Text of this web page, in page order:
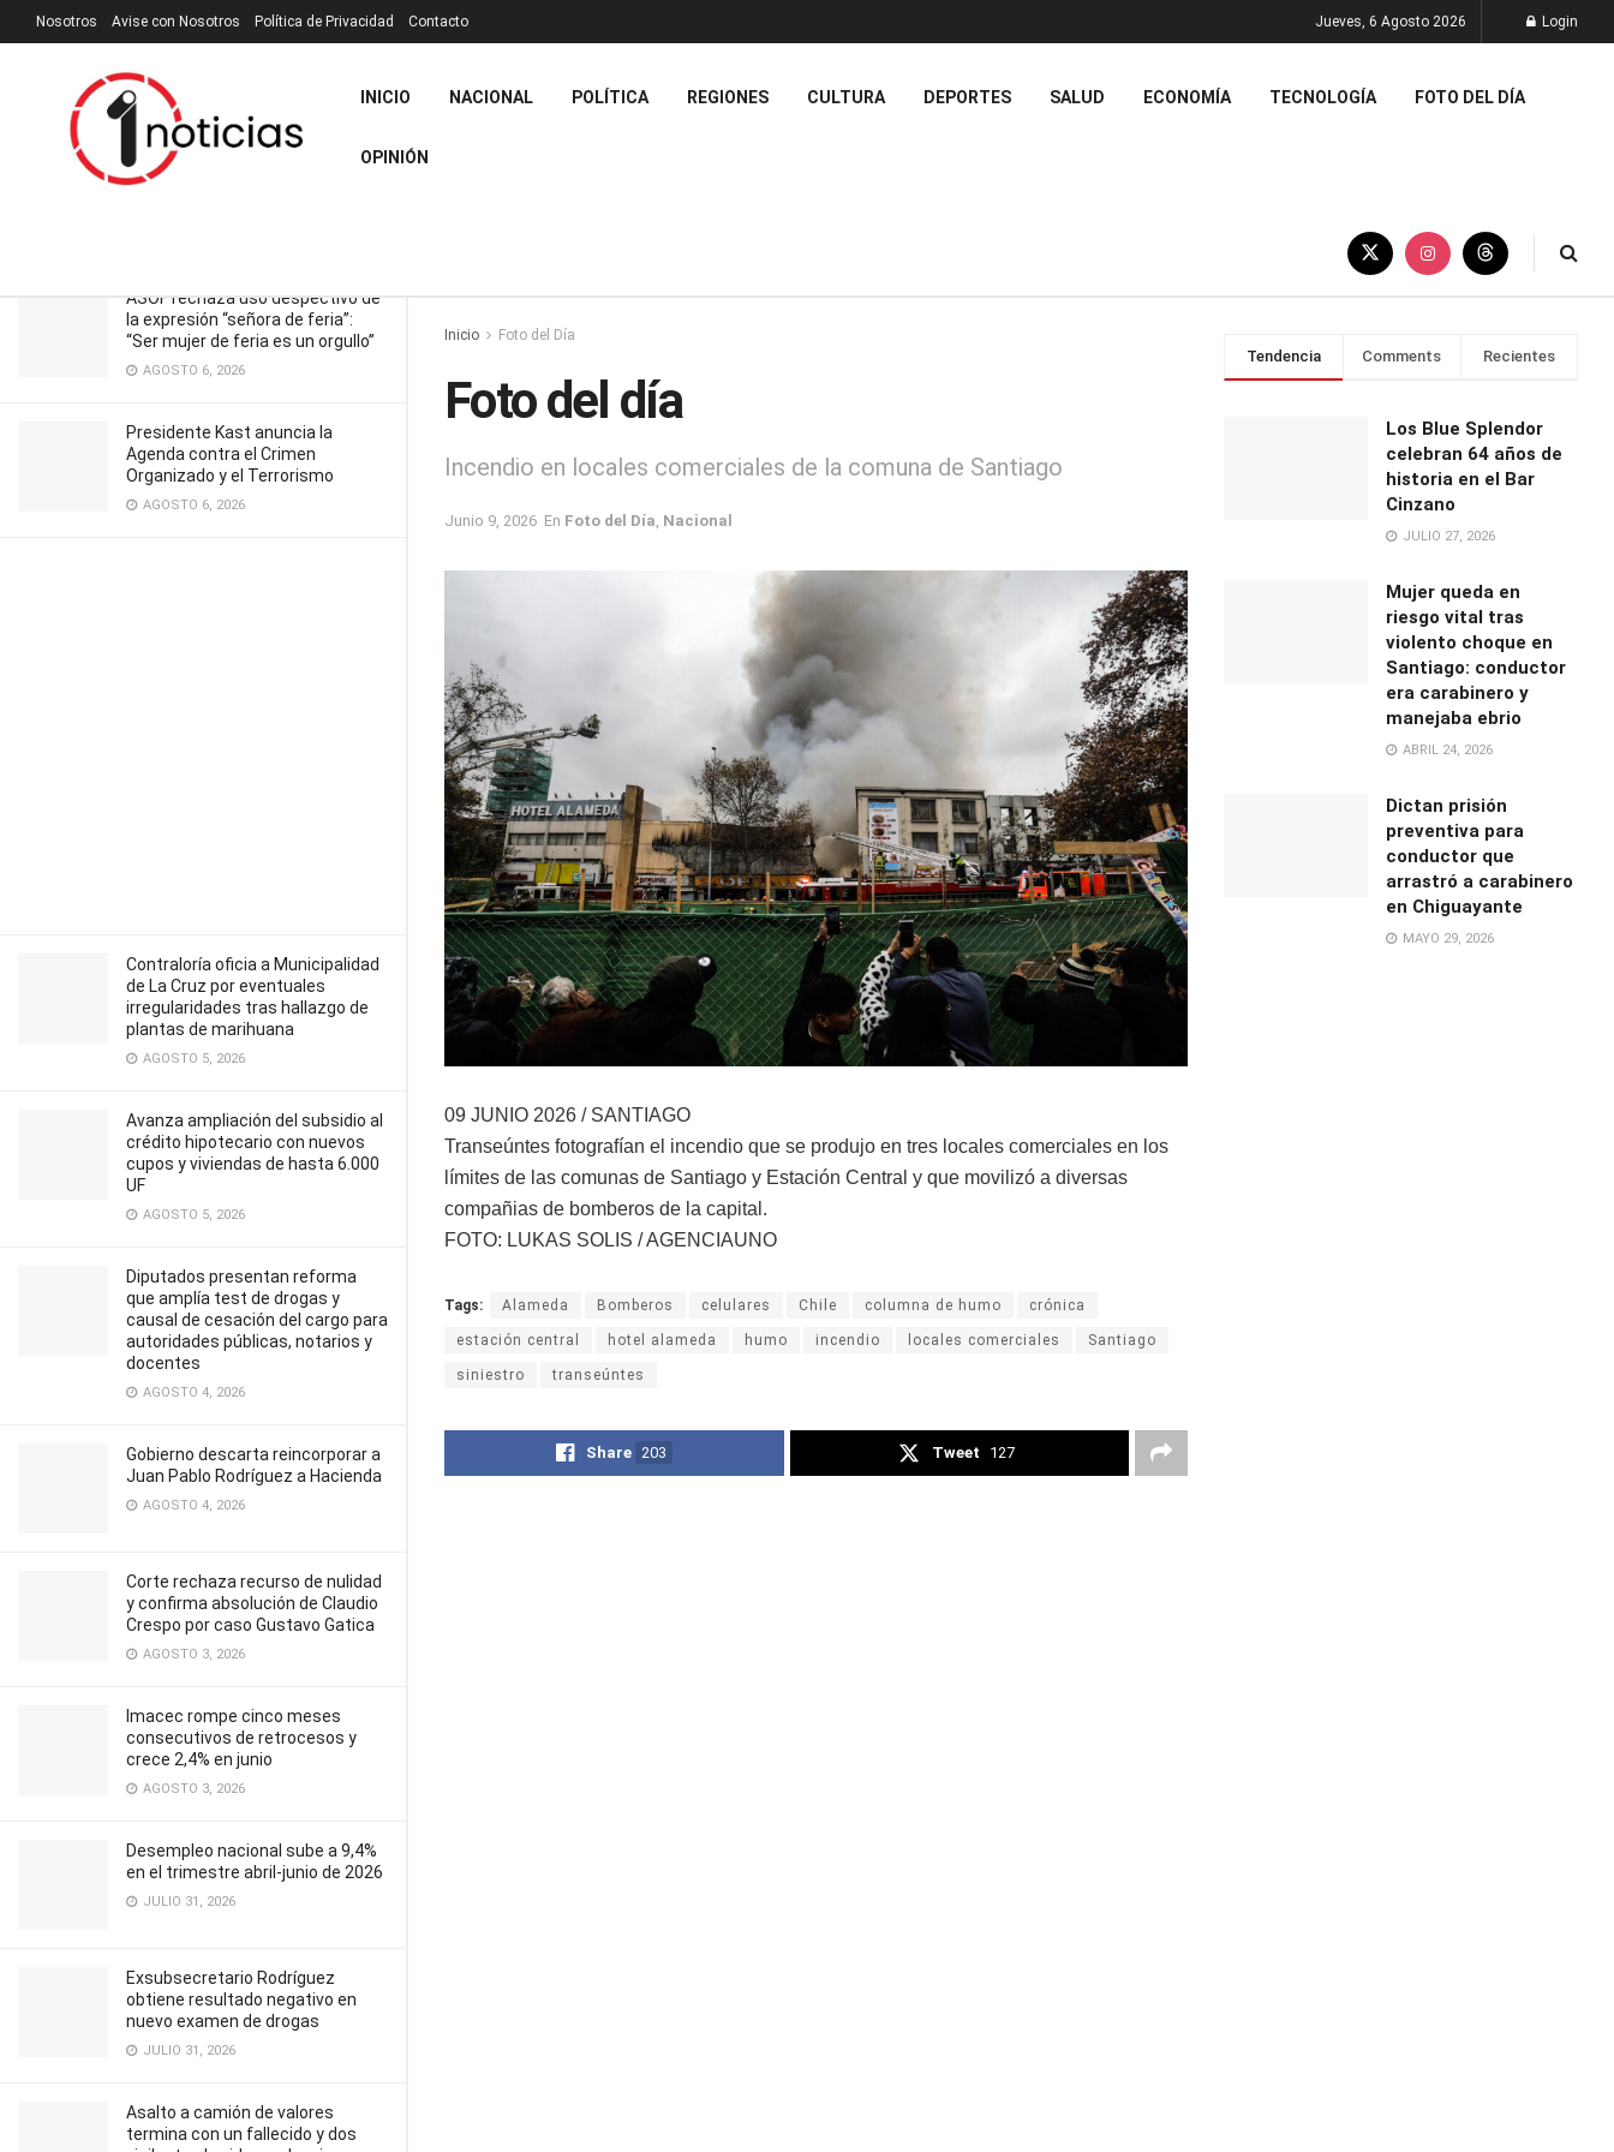
RECIENTES TENDENCIA Filtrar
Foto del día
ASOF rechaza uso despectivo de
la expresión “señora de feria”:
“Ser mujer de feria es un orgullo”
AGOSTO 6, 2026
Presidente Kast anuncia la
Agenda contra el Crimen
Organizado y el Terrorismo
AGOSTO 6, 2026
Contraloría oficia a Municipalidad
de La Cruz por eventuales
irregularidades tras hallazgo de
plantas de marihuana
AGOSTO 5, 2026
Avanza ampliación del subsidio al
crédito hipotecario con nuevos
cupos y viviendas de hasta 6.000
UF
AGOSTO 5, 2026
Diputados presentan reforma
que amplía test de drogas y
causal de cesación del cargo para
autoridades públicas, notarios y
docentes
AGOSTO 4, 2026
Gobierno descarta reincorporar a
Juan Pablo Rodríguez a Hacienda
AGOSTO 4, 2026
Corte rechaza recurso de nulidad
y confirma absolución de Claudio
Crespo por caso Gustavo Gatica
AGOSTO 3, 2026
Imacec rompe cinco meses
consecutivos de retrocesos y
crece 2,4% en junio
AGOSTO 3, 2026
Desempleo nacional sube a 9,4%
en el trimestre abril-junio de 2026
JULIO 31, 2026
Exsubsecretario Rodríguez
obtiene resultado negativo en
nuevo examen de drogas
JULIO 31, 2026
Asalto a camión de valores
termina con un fallecido y dos
Nosotros Avise con Nosotros Política de Privacidad Contacto Jueves, 6 Agosto 2026 Login
INICIO NACIONAL POLÍTICA REGIONES CULTURA DEPORTES SALUD ECONOMÍA TECNOLOGÍA FOTO DEL DÍA
OPINIÓN
Inicio Foto del Día
Foto del día
Incendio en locales comerciales de la comuna de Santiago
Junio 9, 2026 En Foto del Día Nacional
09 JUNIO 2026 / SANTIAGO
Transeúntes fotografían el incendio que se produjo en tres locales comerciales en los
límites de las comunas de Santiago y Estación Central y que movilizó a diversas
compañias de bomberos de la capital.
FOTO: LUKAS SOLIS / AGENCIAUNO
Tags: Alameda Bomberos celulares Chile columna de humo crónica
estación central hotel alameda humo incendio locales comerciales Santiago
siniestro transeúntes
Share 203 Tweet 127
Tendencia Comments Recientes
Los Blue Splendor
celebran 64 años de
historia en el Bar
Cinzano
JULIO 27, 2026
Mujer queda en
riesgo vital tras
violento choque en
Santiago: conductor
era carabinero y
manejaba ebrio
ABRIL 24, 2026
Dictan prisión
preventiva para
conductor que
arrastró a carabinero
en Chiguayante
MAYO 29, 2026